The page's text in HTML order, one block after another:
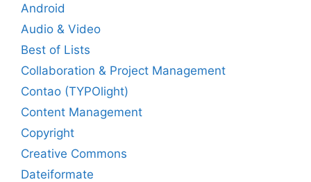
Android
Audio & Video
Best of Lists
Collaboration & Project Management
Contao (TYPOlight)
Content Management
Copyright
Creative Commons
Dateiformate